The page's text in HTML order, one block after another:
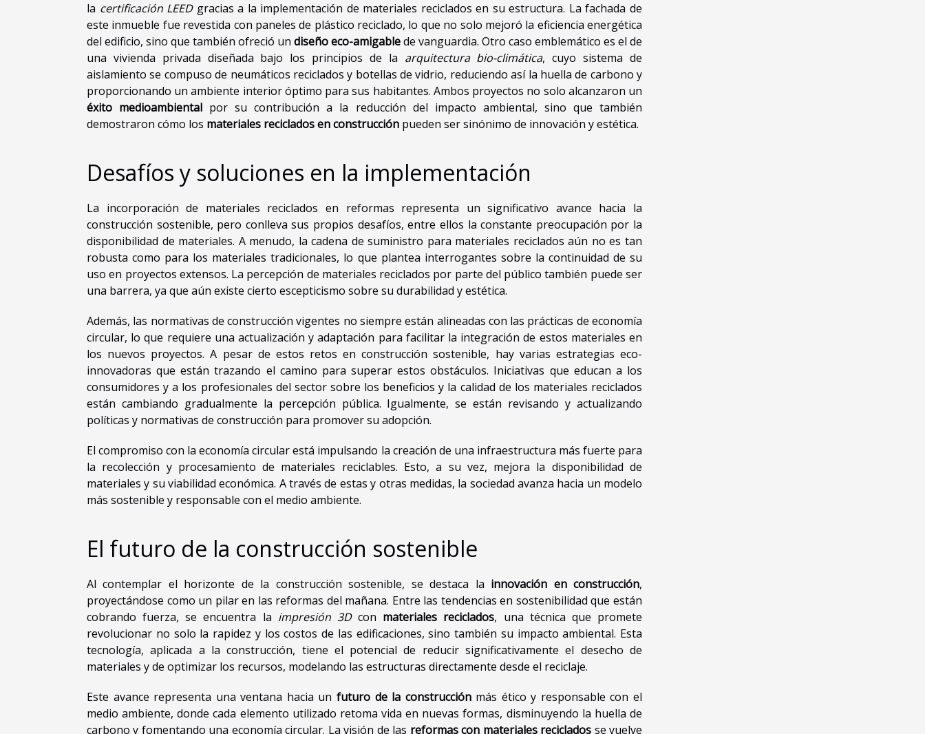
la certificación LEEDgracias a la implementación de materiales reciclados en su estructura. La fachada de
este inmueble fue revestida con paneles de plástico reciclado, lo que no solo mejoró la eficiencia energética
del edificio, sino que también ofreció un diseño eco-amigablede vanguardia. Otro caso emblemático es el de
una vivienda privada diseñada bajo los principios de la arquitectura bio-climática, cuyo sistema de
aislamiento se compuso de neumáticos reciclados y botellas de vidrio, reduciendo así la huella de carbono y
proporcionando un ambiente interior óptimo para sus habitantes. Ambos proyectos no solo alcanzaron un
éxito medioambiental por su contribución a la reducción del impacto ambiental, sino que también
demostraron cómo los materiales reciclados en construcción pueden ser sinónimo de innovación y estética.
Desafíos y soluciones en la implementación
La incorporación de materiales reciclados en reformas representa un significativo avance hacia la
construcción sostenible, pero conlleva sus propios desafíos, entre ellos la constante preocupación por la
disponibilidad de materiales. A menudo, la cadena de suministro para materiales reciclados aún no es tan
robusta como para los materiales tradicionales, lo que plantea interrogantes sobre la continuidad de su
uso en proyectos extensos. La percepción de materiales reciclados por parte del público también puede ser
una barrera, ya que aún existe cierto escepticismo sobre su durabilidad y estética.
Además, las normativas de construcción vigentes no siempre están alineadas con las prácticas de economía
circular, lo que requiere una actualización y adaptación para facilitar la integración de estos materiales en
los nuevos proyectos. A pesar de estos retos en construcción sostenible, hay varias estrategias eco-
innovadoras que están trazando el camino para superar estos obstáculos. Iniciativas que educan a los
consumidores y a los profesionales del sector sobre los beneficios y la calidad de los materiales reciclados
están cambiando gradualmente la percepción pública. Igualmente, se están revisando y actualizando
políticas y normativas de construcción para promover su adopción.
El compromiso con la economía circular está impulsando la creación de una infraestructura más fuerte para
la recolección y procesamiento de materiales reciclables. Esto, a su vez, mejora la disponibilidad de
materiales y su viabilidad económica. A través de estas y otras medidas, la sociedad avanza hacia un modelo
más sostenible y responsable con el medio ambiente.
El futuro de la construcción sostenible
Al contemplar el horizonte de la construcción sostenible, se destaca la innovación en construcción,
proyectándose como un pilar en las reformas del mañana. Entre las tendencias en sostenibilidad que están
cobrando fuerza, se encuentra la impresión 3Dcon materiales reciclados, una técnica que promete
revolucionar no solo la rapidez y los costos de las edificaciones, sino también su impacto ambiental. Esta
tecnología, aplicada a la construcción, tiene el potencial de reducir significativamente el desecho de
materiales y de optimizar los recursos, modelando las estructuras directamente desde el reciclaje.
Este avance representa una ventana hacia un futuro de la construcciónmás ético y responsable con el
medio ambiente, donde cada elemento utilizado retoma vida en nuevas formas, disminuyendo la huella de
carbono y fomentando una economía circular. La visión de las reformas con materiales reciclados se vuelve